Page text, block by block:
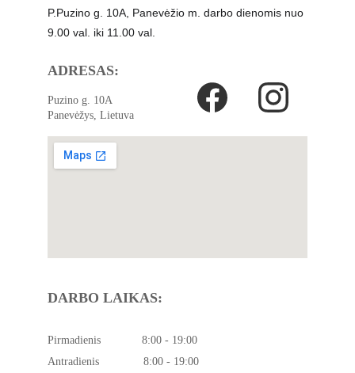
P.Puzino g. 10A, Panevėžio m. darbo dienomis nuo
9.00 val. iki 11.00 val.
ADRESAS:
Puzino g. 10A
Panevėžys, Lietuva
DARBO LAIKAS:
Pirmadienis             8:00 - 19:00
Antradienis              8:00 - 19:00